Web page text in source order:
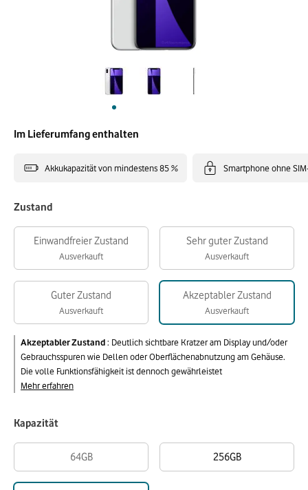
Im Lieferumfang enthalten
Akkukapazität von mindestens 85 % Smartphone ohne
Zustand
Einwandfreier Zustand
Ausverkauft
Sehr guter Zustand
Ausverkauft
Guter Zustand
Ausverkauft
Akzeptabler Zustand
Ausverkauft
Akzeptabler Zustand: Deutlich sichtbare Kratzer am Display und/oder
Gebrauchsspuren wie Dellen oder Oberflächenabnutzung am Gehäuse.
Die volle Funktionsfähigkeit ist dennoch gewährleistet
Mehr erfahren
Kapazität
64GB 256GB